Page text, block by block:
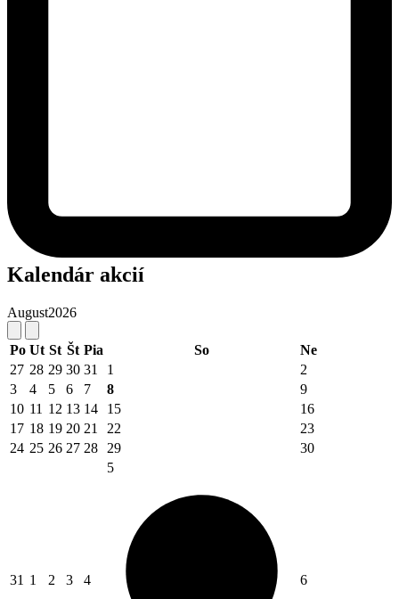
Kalendár akcií
August2026
Po Ut St Št Pia So
Ne
27 28 29 30 31 1
2
3
4 5 6 7 8
9
10 11 12 13 14 15
16
17 18 19 20 21 22
23
24 25 26 27 28 29 30
31 1 2 3 4
5
6